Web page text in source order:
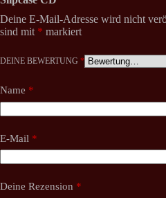
Deine E-Mail-Adresse wird nicht
sind mit * markiert
DEINE BEWERTUNG *
Name *
E-Mail *
Deine Rezension *